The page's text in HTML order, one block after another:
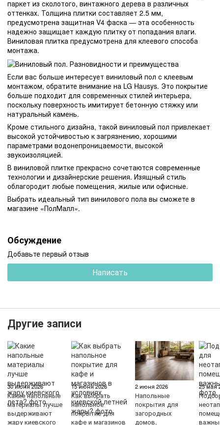
паркет из сколотого, винтажного дерева в различных
оттенках. Толщина плитки составляет 2.5 мм,
предусмотрена защитная V4 фаска — эта особенность
надежно защищает каждую плитку от попадания влаги.
Виниловая плитка предусмотрена для клеевого способа
монтажа.
Если вас больше интересует виниловый пол с клеевым
монтажом, обратите внимание на LG Hausys. Это покрытие
больше подходит для современных стилей интерьера,
поскольку поверхность имитирует бетонную стяжку или
натуральный камень.
Кроме стильного дизайна, такой виниловый пол привлекает
высокой устойчивостью к загрязнению, хорошими
параметрами водонепроницаемости, высокой
звукоизоляцией.
В виниловой плитке прекрасно сочетаются современные
технологии и дизайнерские решения. Изящный стиль
облагородит любые помещения, жилые или офисные.
Выбрать идеальный тип винилового пола вы сможете в
магазине «ПолМалл».
Обсуждение
Добавьте первый отзыв
Написать
Другие записи
30 июня 2026
Какие напольные
материалы лучше
выдерживают
жару киевского
15 июня 2026
Как выбрать
напольное
покрытие для
кафе и магазинов
2 июня 2026
Напольные
покрытия для
загородных
домов,
25 мая